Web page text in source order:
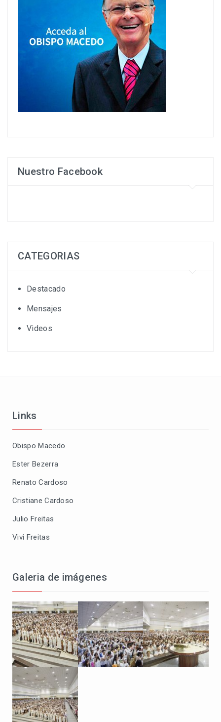
Nuestro Facebook
CATEGORIAS
Destacado
Mensajes
Videos
Links
Obispo Macedo
Ester Bezerra
Renato Cardoso
Cristiane Cardoso
Julio Freitas
Vivi Freitas
Galeria de imágenes